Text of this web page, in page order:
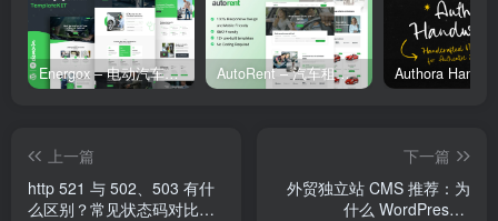
Energox – 电动汽车充电站 Elementor 模板套件 AutoRent – 汽车租赁服务 Elementor 模板套件
上一篇
http 521 与 502、503 有什
么区别？常见状态码对比解
下一篇
外贸独立站 CMS 推荐：为
什么 WordPress +